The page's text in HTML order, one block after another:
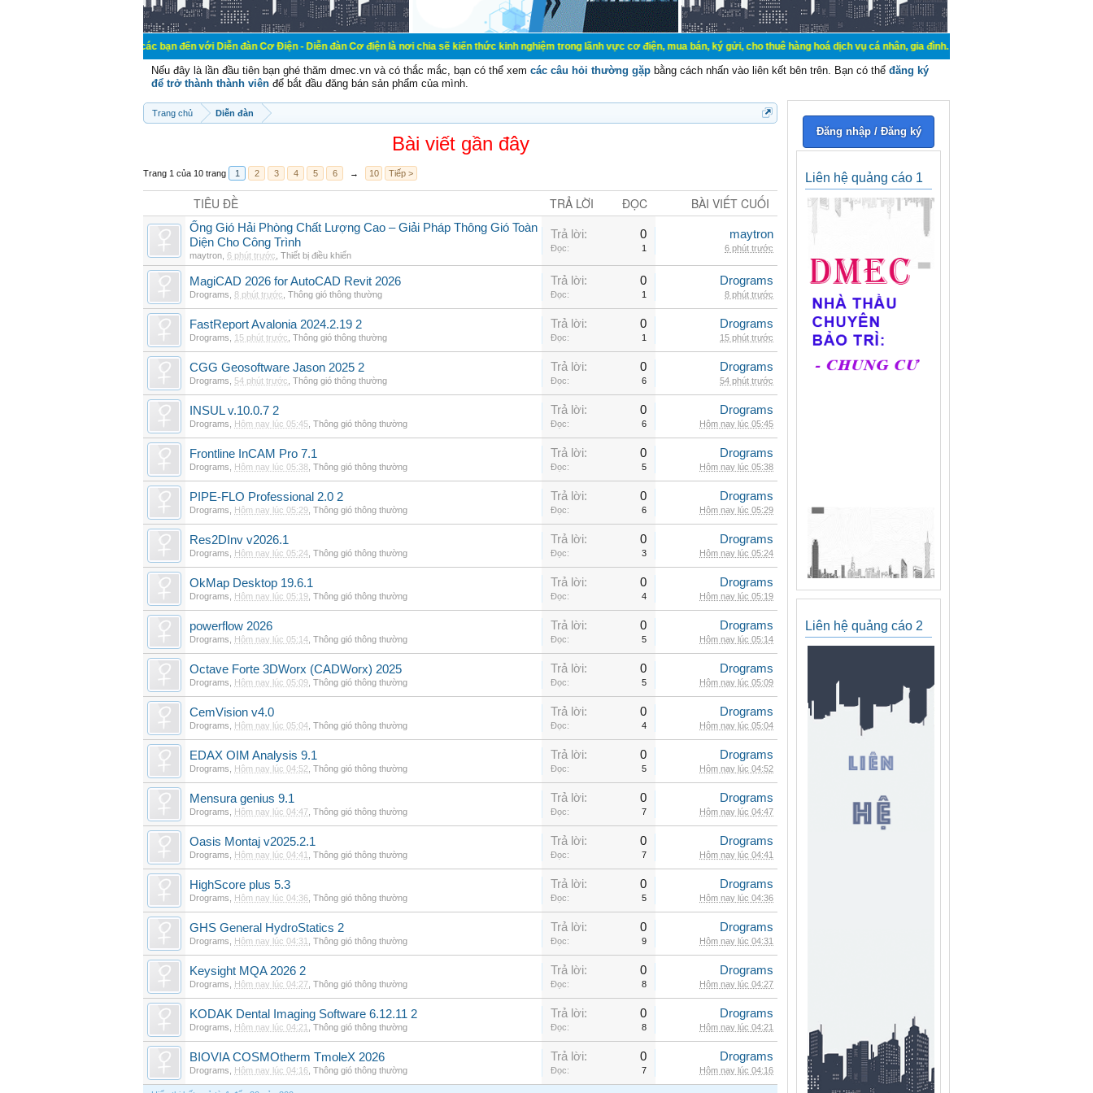
Chào mừng các bạn đến với Diễn đàn Cơ Điện - Diễn đàn Cơ điện là nơi chia sẽ kiến thức kinh nghiệm trong lãnh vực cơ điện, mua bán, ký gửi, cho thuê hàng hoá dịch vụ cá nhân, gia đình. Mua bán, ký gửi, cho thuê thiết bị hệ
Nếu đây là lần đầu tiên bạn ghé thăm dmec.vn và có thắc mắc, bạn có thể xem các câu hỏi thường gặp bằng cách nhấn vào liên kết bên trên. Bạn có thể đăng ký
để trở thành thành viên để bắt đầu đăng bán sản phẩm của mình.
Trang chủ Diễn đàn
Bài viết gần đây
Trang 1 của 10 trang 1 2 3 4 5 6 → 10 Tiếp >
TIÊU ĐỀ TRẢ LỜI ĐỌC BÀI VIẾT CUỐI
Ống Gió Hải Phòng Chất Lượng Cao – Giải Pháp Thông Gió Toàn
Diện Cho Công Trình
maytron 6 phút trước Thiết bị điều khiển
Trả lời: 0
Đọc: 1
maytron
6 phút trước
MagiCAD 2026 for AutoCAD Revit 2026
Drograms 8 phút trước Thông gió thông thường
Trả lời: 0
Đọc: 1
Drograms
8 phút trước
FastReport Avalonia 2024.2.19 2
Drograms 15 phút trước Thông gió thông thường
Trả lời: 0
Đọc: 1
Drograms
15 phút trước
CGG Geosoftware Jason 2025 2
Drograms 54 phút trước Thông gió thông thường
Trả lời: 0
Đọc: 6
Drograms
54 phút trước
INSUL v.10.0.7 2
Drograms Hôm nay lúc 05:45 Thông gió thông thường
Trả lời: 0
Đọc: 6
Drograms
Hôm nay lúc 05:45
Frontline InCAM Pro 7.1
Drograms Hôm nay lúc 05:38 Thông gió thông thường
Trả lời: 0
Đọc: 5
Drograms
Hôm nay lúc 05:38
PIPE-FLO Professional 2.0 2
Drograms Hôm nay lúc 05:29 Thông gió thông thường
Trả lời: 0
Đọc: 6
Drograms
Hôm nay lúc 05:29
Res2DInv v2026.1
Drograms Hôm nay lúc 05:24 Thông gió thông thường
Trả lời: 0
Đọc: 3
Drograms
Hôm nay lúc 05:24
OkMap Desktop 19.6.1
Drograms Hôm nay lúc 05:19 Thông gió thông thường
Trả lời: 0
Đọc: 4
Drograms
Hôm nay lúc 05:19
powerflow 2026
Drograms Hôm nay lúc 05:14 Thông gió thông thường
Trả lời: 0
Đọc: 5
Drograms
Hôm nay lúc 05:14
Octave Forte 3DWorx (CADWorx) 2025
Drograms Hôm nay lúc 05:09 Thông gió thông thường
Trả lời: 0
Đọc: 5
Drograms
Hôm nay lúc 05:09
CemVision v4.0
Drograms Hôm nay lúc 05:04 Thông gió thông thường
Trả lời: 0
Đọc: 4
Drograms
Hôm nay lúc 05:04
EDAX OIM Analysis 9.1
Drograms Hôm nay lúc 04:52 Thông gió thông thường
Trả lời: 0
Đọc: 5
Drograms
Hôm nay lúc 04:52
Mensura genius 9.1
Drograms Hôm nay lúc 04:47 Thông gió thông thường
Trả lời: 0
Đọc: 7
Drograms
Hôm nay lúc 04:47
Oasis Montaj v2025.2.1
Drograms Hôm nay lúc 04:41 Thông gió thông thường
Trả lời: 0
Đọc: 7
Drograms
Hôm nay lúc 04:41
HighScore plus 5.3
Drograms Hôm nay lúc 04:36 Thông gió thông thường
Trả lời: 0
Đọc: 5
Drograms
Hôm nay lúc 04:36
GHS General HydroStatics 2
Drograms Hôm nay lúc 04:31 Thông gió thông thường
Trả lời: 0
Đọc: 9
Drograms
Hôm nay lúc 04:31
Keysight MQA 2026 2
Drograms Hôm nay lúc 04:27 Thông gió thông thường
Trả lời: 0
Đọc: 8
Drograms
Hôm nay lúc 04:27
KODAK Dental Imaging Software 6.12.11 2
Drograms Hôm nay lúc 04:21 Thông gió thông thường
Trả lời: 0
Đọc: 8
Drograms
Hôm nay lúc 04:21
BIOVIA COSMOtherm TmoleX 2026
Drograms Hôm nay lúc 04:16 Thông gió thông thường
Trả lời: 0
Đọc: 7
Drograms
Hôm nay lúc 04:16
Đăng nhập / Đăng ký
Liên hệ quảng cáo 1
Liên hệ quảng cáo 2